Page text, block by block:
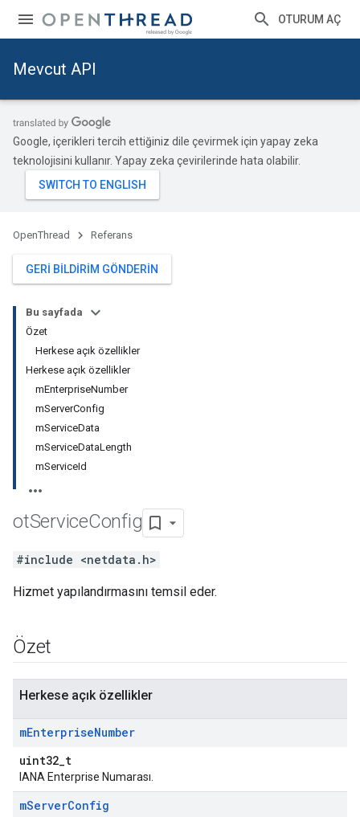
OTURUM AÇ
Mevcut API
Google, içerikleri tercih ettiğiniz dile çevirmek için yapay zeka
teknolojisini kullanır. Yapay zeka çevirilerinde hata olabilir.
OpenThread Referans
GERI BILDIRIM GÖNDERIN
Bu sayfada
Özet
Herkese açık özellikler
Herkese açık özellikler
mEnterpriseNumber
mServerConfig
mServiceData
mServiceDataLength
mServiceId
otServiceConfig
#include <netdata.h>
Hizmet yapılandırmasını temsil eder.
Özet
Herkese açık özellikler
mEnterpriseNumber
uint32_t
IANA Enterprise Numarası.
mServerConfig